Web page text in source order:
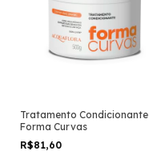
Tratamento Condicionante
Forma Curvas
R$81,60